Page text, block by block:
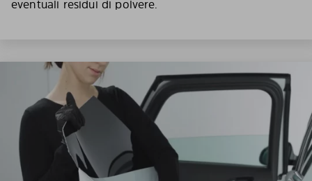
eventuali residui di polvere.